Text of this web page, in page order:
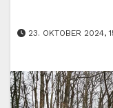
23. OKTOBER 2024,